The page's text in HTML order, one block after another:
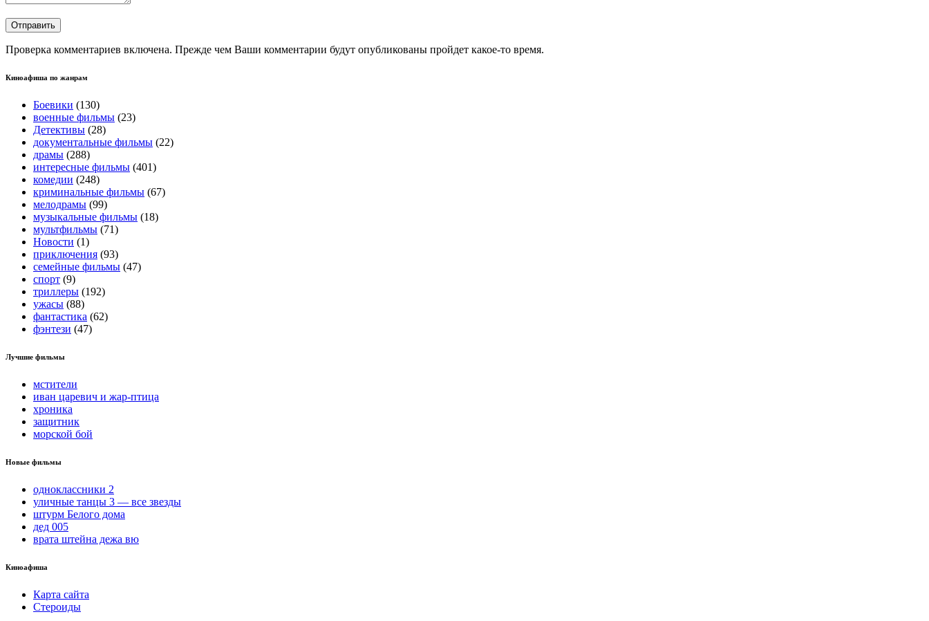
Проверка комментариев включена. Прежде чем Ваши комментарии будут опубликованы пройдет какое-то время.
Киноафиша по жанрам
Боевики (130)
военные фильмы (23)
Детективы (28)
документальные фильмы (22)
драмы (288)
интересные фильмы (401)
комедии (248)
криминальные фильмы (67)
мелодрамы (99)
музыкальные фильмы (18)
мультфильмы (71)
Новости (1)
приключения (93)
семейные фильмы (47)
спорт (9)
триллеры (192)
ужасы (88)
фантастика (62)
фэнтези (47)
Лучшие фильмы
мстители
иван царевич и жар-птица
хроника
защитник
морской бой
Новые фильмы
одноклассники 2
уличные танцы 3 — все звезды
штурм Белого дома
дед 005
врата штейна дежа вю
Киноафиша
Карта сайта
Стероиды